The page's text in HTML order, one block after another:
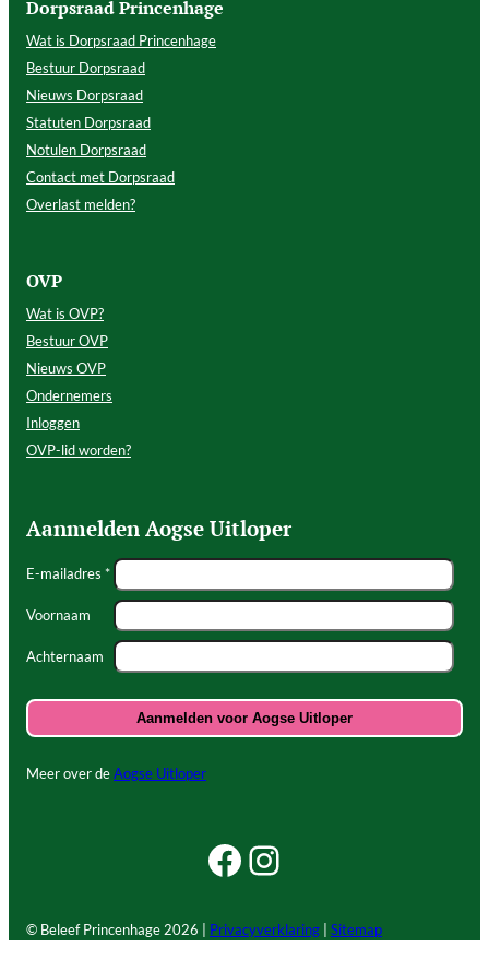
Dorpsraad Princenhage
Wat is Dorpsraad Princenhage
Bestuur Dorpsraad
Nieuws Dorpsraad
Statuten Dorpsraad
Notulen Dorpsraad
Contact met Dorpsraad
Overlast melden?
OVP
Wat is OVP?
Bestuur OVP
Nieuws OVP
Ondernemers
Inloggen
OVP-lid worden?
Aanmelden Aogse Uitloper
E-mailadres *
Voornaam
Achternaam
Meer over deAogse Uitloper
Facebook Beleef Princenhage
Instagram Beleef Princenhage
© Beleef Princenhage2026 | Privacyverklaring Sitemap